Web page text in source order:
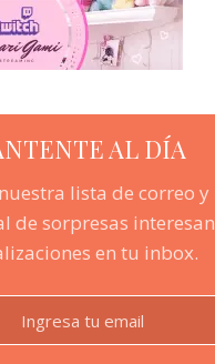
AL DÍA
lista de correo y
de sorpresas
en tu inbox.